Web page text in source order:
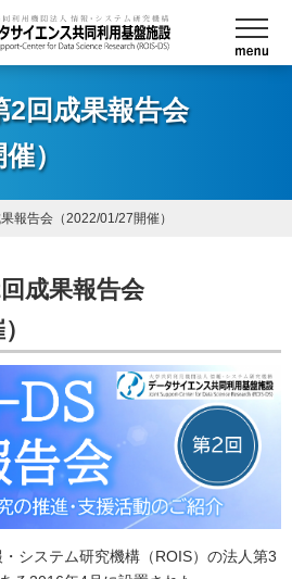
2回成果報告会
）
報告会（2022/01/27開催）
成果報告会
システム研究機構（ROIS）の法人第3